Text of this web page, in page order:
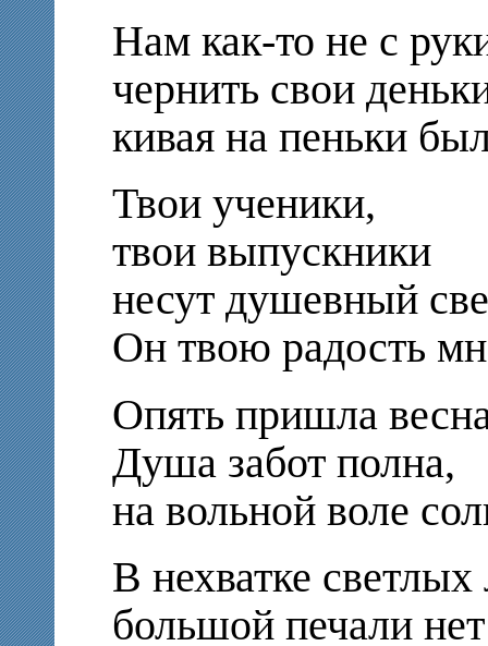
Нам как-то не с
чернить свои
кивая на пеньки
Твои ученики,
твои выпускники
несут душевный
Он твою радость
Опять пришла
Душа забот полна,
на вольной воле
В нехватке
большой печали